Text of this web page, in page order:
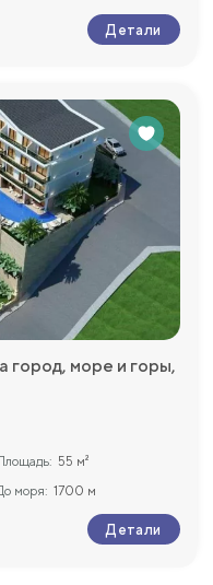
Детали
город, море и горы,
55 м²
моря: 1700 м
Детали